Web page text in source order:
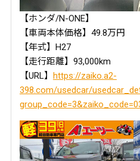
【ホンダ/N-ONE】
【車両本体価格】49.8万円
【年式】H27
【走行距離】93,000km
【URL】
https://zaiko.a2-
398.com/usedcar/